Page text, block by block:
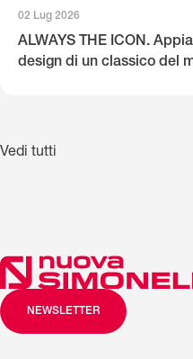
Vedi tutti
02 Lug 2026
ALWAYS THE ICON.
design di un classico del
NEWSLETTER